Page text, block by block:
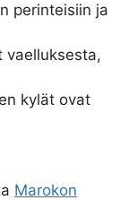
perinteisiin ja
vaelluksesta,
kylät ovat
Marokon